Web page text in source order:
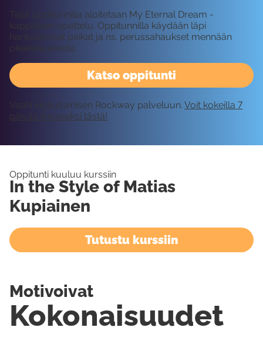
Katso oppitunti
Tällä oppitunnilla aloitetaan My Eternal Dream -
kappaleen opettelu. Oppitunnilla käydään läpi
hankalimmat paikat ja ns. perussahaukset mennään
pikakelauksella.
Vaatii kirjautumisen Rockway palveluun. Voit kokeilla 7
päivää ilmaiseksi tästä!
Oppitunti kuuluu kurssiin
In the Style of Matias
Kupiainen
Tutustu kurssiin
Kokonaisuudet
Motivoivat